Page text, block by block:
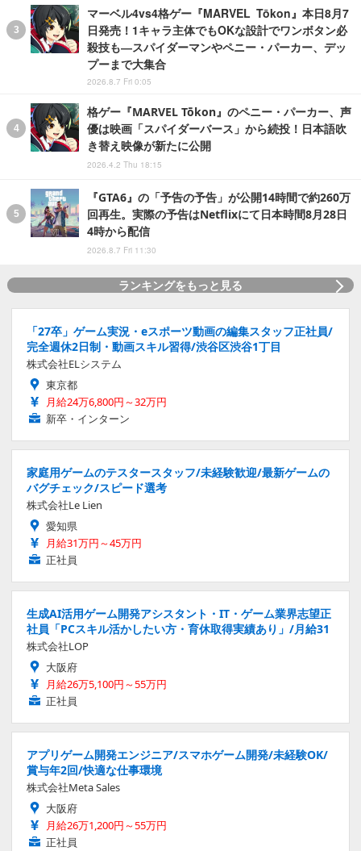
マーベル4vs4格ゲー『MARVEL Tōkon』本日8月7
日発売！1キャラ主体でもOKな設計でワンボタン必
殺技も―スパイダーマンやペニー・パーカー、デッ
プーまで大集合
2026.8.7 Fri 0:05
格ゲー『MARVEL Tōkon』のペニー・パーカー、声
優は映画「スパイダーバース」から続投！日本語吹
き替え映像が新たに公開
2026.4.2 Thu 18:15
『GTA6』の「予告の予告」が公開14時間で約260万
回再生。実際の予告はNetflixにて日本時間8月28日
4時から配信
2026.8.7 Fri 11:30
ランキングをもっと見る
「27卒」ゲーム実況・eスポーツ動画の編集スタッフ正社員/
完全週休2日制・動画スキル習得/渋谷区渋谷1丁目
株式会社ELシステム
東京都
月給24万6,800円～32万円
新卒・インターン
家庭用ゲームのテスタースタッフ/未経験歓迎/最新ゲームの
バグチェック/スピード選考
株式会社Le Lien
愛知県
月給31万円～45万円
正社員
生成AI活用ゲーム開発アシスタント・IT・ゲーム業界志望正
社員「PCスキル活かしたい方・育休取得実績あり」/月給31
株式会社LOP
大阪府
月給26万5,100円～55万円
正社員
アプリゲーム開発エンジニア/スマホゲーム開発/未経験OK/
賞与年2回/快適な仕事環境
株式会社Meta Sales
大阪府
月給26万1,200円～55万円
正社員